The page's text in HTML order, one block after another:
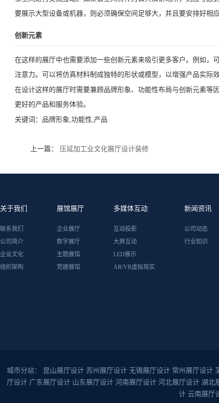
要展示大型设备或机器，则必须确保空间足够大，并且要安排好相
创新元素
在这样的展厅中也需要添加一些创新元素来吸引更多客户。例如，
注意力。可以将仿真材料制成独特的形状或模型，以增强产品实际
在设计这样的展厅时需要兼顾品牌形象、功能性布局与创新元素
更好的产品和服务体验。
关键词： 品牌形象,功能性,产品
上一篇： 压延加工业文化展厅设计装修
关于我们
联系我们
公司简介
企业文化
组织架构
展馆展厅
企业展厅
数字展厅
主题展馆
党建展馆
多媒体互动
互动投影
大屏互动
LED展示
AR/VR虚拟现实
新闻资讯
公司动态
行业知识
城市分站： 昆山展厅设计 苏州展厅设计 无锡展厅设计 常州展厅设计
厅设计 广东展厅设计 山东展厅设计 河南展厅设计 河北展厅设计 湖北
计 云南展厅